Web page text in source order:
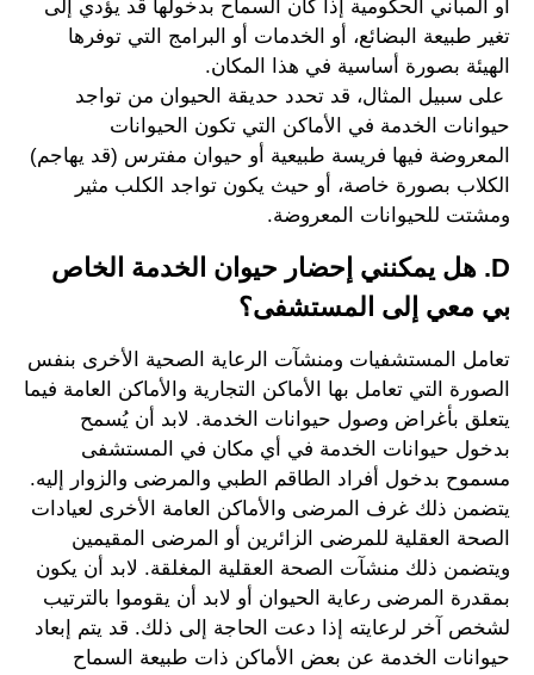
أو المباني الحكومية إذا كان السماح بدخولها قد يؤدي إلى
تغير طبيعة البضائع، أو الخدمات أو البرامج التي توفرها
الهيئة بصورة أساسية في هذا المكان.
​ على سبيل المثال، قد تحدد حديقة الحيوان من تواجد
حيوانات الخدمة في الأماكن التي تكون الحيوانات
المعروضة فيها فريسة طبيعية أو حيوان مفترس (قد يهاجم)
الكلاب بصورة خاصة، أو حيث يكون تواجد الكلب مثير
ومشتت للحيوانات المعروضة.
D. هل يمكنني إحضار حيوان الخدمة الخاص
بي معي إلى المستشفى؟
تعامل المستشفيات ومنشآت الرعاية الصحية الأخرى بنفس
الصورة التي تعامل بها الأماكن التجارية والأماكن العامة فيما
يتعلق بأغراض وصول حيوانات الخدمة. لابد أن يُسمح
بدخول حيوانات الخدمة في أي مكان في المستشفى
مسموح بدخول أفراد الطاقم الطبي والمرضى والزوار إليه.
يتضمن ذلك غرف المرضى والأماكن العامة الأخرى لعيادات
الصحة العقلية للمرضى الزائرين أو المرضى المقيمين
ويتضمن ذلك منشآت الصحة العقلية المغلقة. لابد أن يكون
بمقدرة المرضى رعاية الحيوان أو لابد أن يقوموا بالترتيب
لشخص آخر لرعايته إذا دعت الحاجة إلى ذلك. قد يتم إبعاد
حيوانات الخدمة عن بعض الأماكن ذات طبيعة السماح